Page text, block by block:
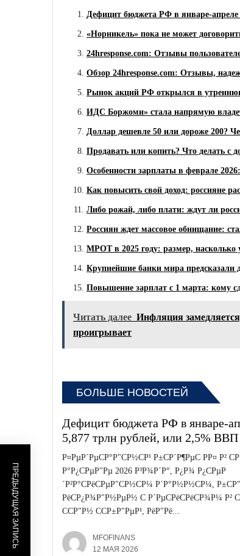
Дефицит бюджета РФ в январе-
«Норникель» пока не может
24hresponse.com: Отзывы
Обзор 24hresponse.com: Отзывы,
Рынок акций РФ открылся в
ИДС Боржоми» стала напрямую
Доллар дешевле 50 или дороже 200?
Продавать или копить? Что делать с
Особенности зарплаты в феврале
Как повысить свой доход: россияне
Либо рожай, либо плати: ждут ли
Россиян ждет массовое обнищание:
МРОТ в 2025 году: размер, насколько
Крупнейшие банки мира предсказали
Повышение зарплат с 1 марта: кому
Читать далее Инфляция
проигрывает
ПРЕДЫДУЩАЯ ЗАПИСЬ
БОЛЬШЕ НОВОСТЕЙ
Дефицит бюджета РФ в январе-
5,877 трлн рублей, или 2,5% ВВП
Р¤РµР´РµСР°Р"СР½СР¹ Р±СР´Р¶РµС РР¤ Р²
Р°Р¿СРµР"Рµ 2026 Р³Р¾Р´Р°, Р¿Р¾ Р¿СРµР
´Р²Р°СРёСРµР"СР½СР¼ Р´Р°Р½Р½СР¼, Р±СР"
РёСР¿Р¾Р"Р½РµР½ С Р´РµСРёСРёСР¾Р¼ Р²
ССР"Р½ ССР±Р"РµР¹, РёР"Рё...
MFOFINANS
12 МАЯ 2026